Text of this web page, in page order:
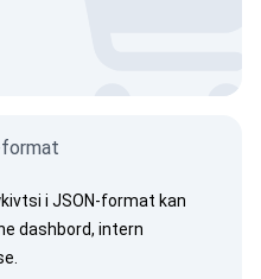
i JSON-format kan
dashbord, intern